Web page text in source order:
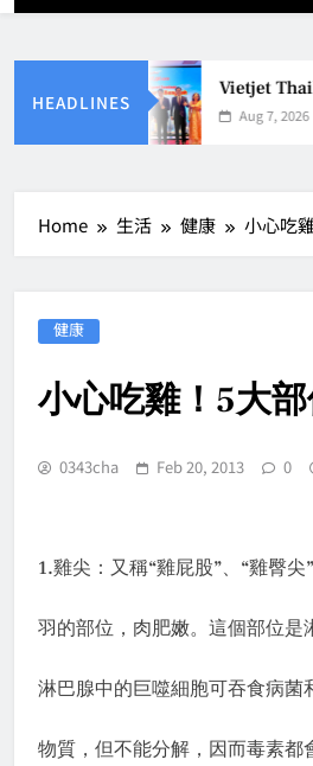
HEADLINES
Vietjet
Aug 7, 2026
Home 生活 健康 小心吃
健康
小心吃雞！5大
0343cha Feb 20, 2013 0
1.雞尖：又稱“雞屁股” “雞臀尖”
羽的部位，肉肥嫩。這個部位是
淋巴腺中的巨噬細胞可吞食病菌
物質，但不能分解，因而毒素都